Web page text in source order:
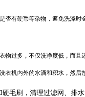
否有硬币等杂物，避免洗涤时
物过多，不仅洗净度低，而且
机内外的水滴和积水，然后
毛刷，清理过滤网、排